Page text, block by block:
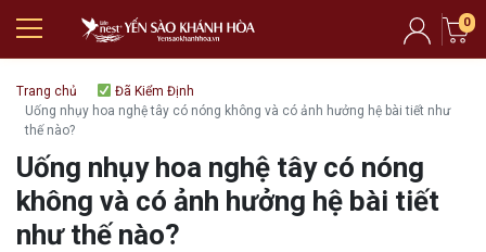
0
Trang chủ
Đã Kiểm Định
Uống nhụy hoa nghệ tây có nóng không và có ảnh hưởng hệ bài tiết như
thế nào?
Uống nhụy hoa nghệ tây có nóng
không và có ảnh hưởng hệ bài tiết
như thế nào?